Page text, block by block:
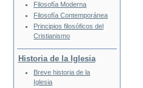
Filosofía Moderna
Filosofía Contemporánea
Principios filosóficos del
Cristianismo
Historia de la Iglesia
Breve historia de la
Iglesia